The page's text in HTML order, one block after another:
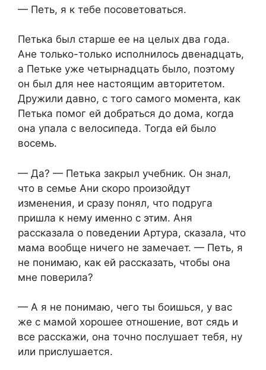
— Петь, я к тебе посоветоваться.
Петька был старше ее на целых два года.
Ане только-только исполнилось двенадцать,
а Петьке уже четырнадцать было, поэтому
он был для нее настоящим авторитетом.
Дружили давно, с того самого момента, как
Петька помог ей добраться до дома, когда
она упала с велосипеда. Тогда ей было
восемь.
— Да? — Петька закрыл учебник. Он знал,
что в семье Ани скоро произойдут
изменения, и сразу понял, что подруга
пришла к нему именно с этим. Аня
рассказала о поведении Артура, сказала, что
мама вообще ничего не замечает. — Петь, я
не понимаю, как ей рассказать, чтобы она
мне поверила?
— А я не понимаю, чего ты боишься, у вас
же с мамой хорошее отношение, вот сядь и
все расскажи, она точно послушает тебя, ну
или прислушается.